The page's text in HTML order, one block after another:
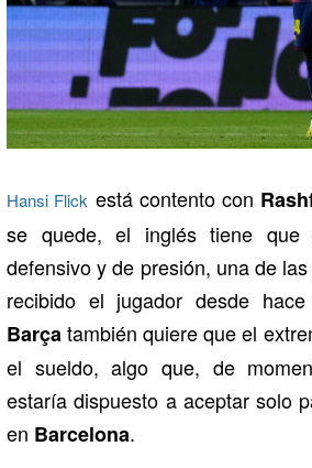
Hansi Flick está contento con
se quede, el inglés tiene que
defensivo y de presión, una de
recibido el jugador desde
Barçatambién quiere que el
el sueldo, algo que, de
estaría dispuesto a aceptar solo
en Barcelona.